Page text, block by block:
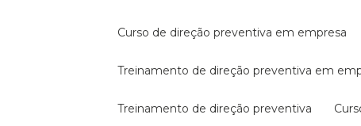
curso de direção preventiva em empresa
treinamento de direção preventiva em
treinamento de direção preventiva